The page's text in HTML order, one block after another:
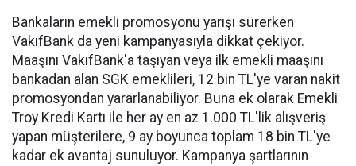
Bankaların emekli promosyonu yarışı sürerken
VakıfBank da yeni kampanyasıyla dikkat çekiyor.
Maaşını VakıfBank'a taşıyan veya ilk emekli maaşını
bankadan alan SGK emeklileri, 12 bin TL'ye varan nakit
promosyondan yararlanabiliyor. Buna ek olarak Emekli
Troy Kredi Kartı ile her ay en az 1.000 TL'lik alışveriş
yapan müşterilere, 9 ay boyunca toplam 18 bin TL'ye
kadar ek avantaj sunuluyor. Kampanya şartlarının